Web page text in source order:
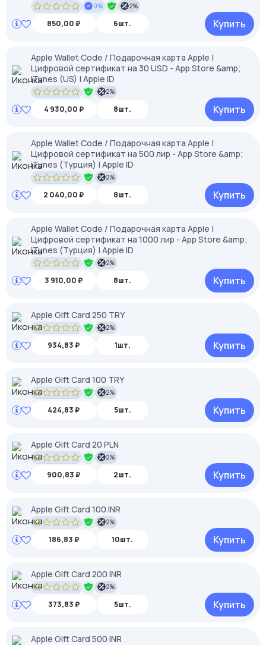
0% 2%
850,00 ₽ 6шт. Купить
Apple Wallet Code / Подарочная карта Apple |
Цифровой сертификат на 30 USD - App Store &amp;
iTunes (US) | Apple ID
2%
4 930,00 ₽ 8шт. Купить
Apple Wallet Code / Подарочная карта Apple |
Цифровой сертификат на 500 лир - App Store &amp;
iTunes (Турция) | Apple ID
2%
2 040,00 ₽ 8шт. Купить
Apple Wallet Code / Подарочная карта Apple |
Цифровой сертификат на 1000 лир - App Store &amp;
iTunes (Турция) | Apple ID
2%
3 910,00 ₽ 8шт. Купить
Apple Gift Card 250 TRY
2%
934,83 ₽ 1шт. Купить
Apple Gift Card 100 TRY
2%
424,83 ₽ 5шт. Купить
Apple Gift Card 20 PLN
2%
900,83 ₽ 2шт. Купить
Apple Gift Card 100 INR
2%
186,83 ₽ 10шт. Купить
Apple Gift Card 200 INR
2%
373,83 ₽ 5шт. Купить
Apple Gift Card 500 INR